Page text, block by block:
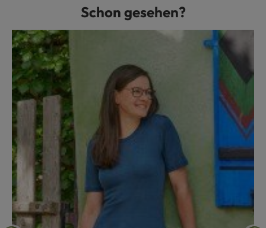
Produktgalerie überspringenSchon gesehen?